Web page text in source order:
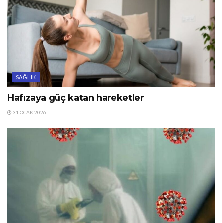
SAĞLIK
Hafızaya güç katan hareketler
31 OCAK 2026